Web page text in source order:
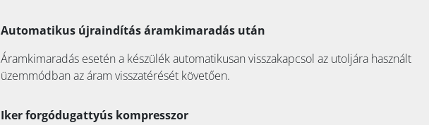
Automatikus újraindítás áramkimaradás után
Áramkimaradás esetén a készülék automatikusan visszakapcsol az utoljára használt
üzemmódban az áram visszatérését követően.
Iker forgódugattyús kompresszor